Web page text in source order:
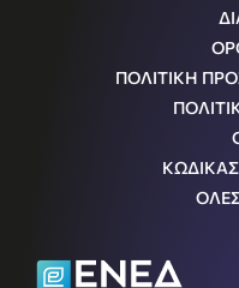
ΠΟΛΙΤΙΚΗ
ΟΛΕΣ